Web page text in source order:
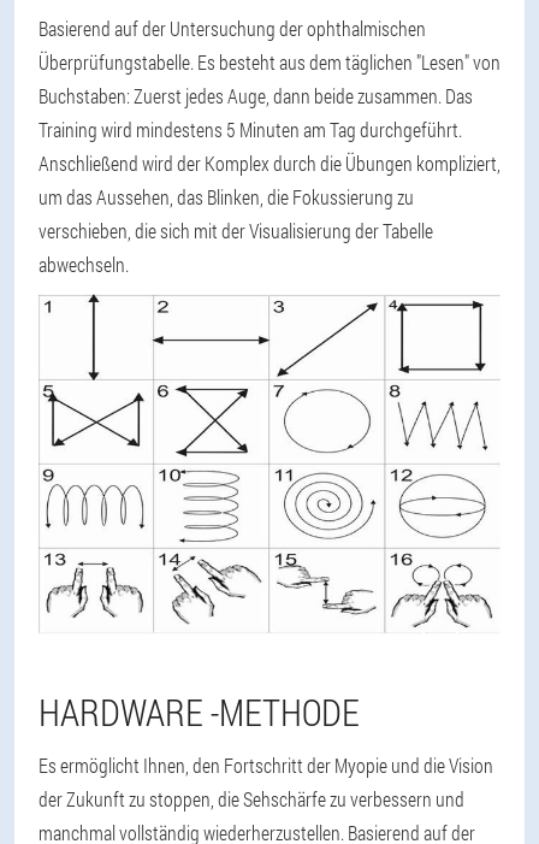
Basierend auf der Untersuchung der ophthalmischen
Überprüfungstabelle. Es besteht aus dem täglichen "Lesen" von
Buchstaben: Zuerst jedes Auge, dann beide zusammen. Das
Training wird mindestens 5 Minuten am Tag durchgeführt.
Anschließend wird der Komplex durch die Übungen kompliziert,
um das Aussehen, das Blinken, die Fokussierung zu
verschieben, die sich mit der Visualisierung der Tabelle
abwechseln.
HARDWARE -METHODE
Es ermöglicht Ihnen, den Fortschritt der Myopie und die Vision
der Zukunft zu stoppen, die Sehschärfe zu verbessern und
manchmal vollständig wiederherzustellen. Basierend auf der